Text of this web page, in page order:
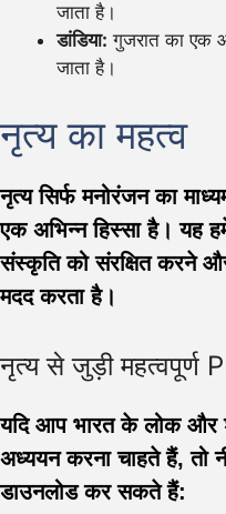
जाता है।
डांडिया: गुजरात का एक
जाता है।
नृत्य का महत्व
नृत्य सिर्फ मनोरंजन का
एक अभिन्न हिस्सा है। यह
संस्कृति को संरक्षित करने
मदद करता है।
नृत्य से जुड़ी महत्वपूर्ण
यदि आप भारत के लोक और
अध्ययन करना चाहते हैं, तो
डाउनलोड कर सकते हैं: